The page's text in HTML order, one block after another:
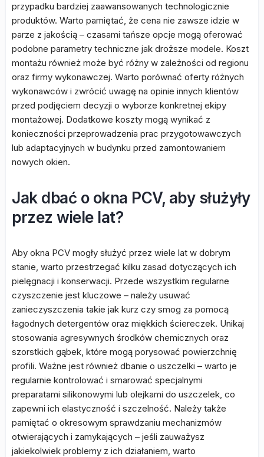
przypadku bardziej zaawansowanych technologicznie
produktów. Warto pamiętać, że cena nie zawsze idzie w
parze z jakością – czasami tańsze opcje mogą oferować
podobne parametry techniczne jak droższe modele. Koszt
montażu również może być różny w zależności od regionu
oraz firmy wykonawczej. Warto porównać oferty różnych
wykonawców i zwrócić uwagę na opinie innych klientów
przed podjęciem decyzji o wyborze konkretnej ekipy
montażowej. Dodatkowe koszty mogą wynikać z
konieczności przeprowadzenia prac przygotowawczych
lub adaptacyjnych w budynku przed zamontowaniem
nowych okien.
Jak dbać o okna PCV, aby służyły
przez wiele lat?
Aby okna PCV mogły służyć przez wiele lat w dobrym
stanie, warto przestrzegać kilku zasad dotyczących ich
pielęgnacji i konserwacji. Przede wszystkim regularne
czyszczenie jest kluczowe – należy usuwać
zanieczyszczenia takie jak kurz czy smog za pomocą
łagodnych detergentów oraz miękkich ściereczek. Unikaj
stosowania agresywnych środków chemicznych oraz
szorstkich gąbek, które mogą porysować powierzchnię
profili. Ważne jest również dbanie o uszczelki – warto je
regularnie kontrolować i smarować specjalnymi
preparatami silikonowymi lub olejkami do uszczelek, co
zapewni ich elastyczność i szczelność. Należy także
pamiętać o okresowym sprawdzaniu mechanizmów
otwierających i zamykających – jeśli zauważysz
jakiekolwiek problemy z ich działaniem, warto